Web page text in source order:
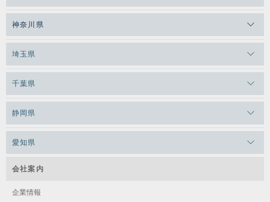
メガロスルフレ恵比寿
メガロス日比谷シャンテ
メガロス白金台
メガロス田端
メガロス葛飾
メガロス三鷹
メガロスルフレ三鷹
メガロス武蔵小金井
メガロスルフレ武蔵小金井
神奈川県
メガロス上永谷
メガロスルフレ上永谷
メガロス神奈川
メガロス日吉
メガロス綱島
メガロスルフレ綱島
埼玉県
メガロスルフレ草加
千葉県
メガロス本八幡
静岡県
愛知県
メガロステラッセ納屋橋
メガロス千種
会社案内
企業情報